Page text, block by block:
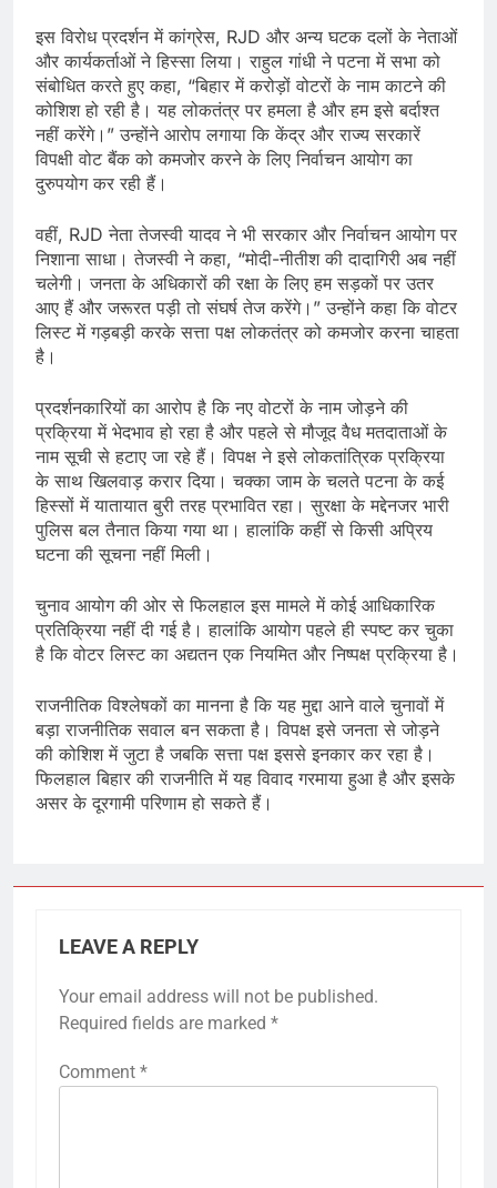
इस विरोध प्रदर्शन में कांग्रेस, RJD और अन्य घटक दलों के नेताओं
और कार्यकर्ताओं ने हिस्सा लिया। राहुल गांधी ने पटना में सभा को
संबोधित करते हुए कहा, “बिहार में करोड़ों वोटरों के नाम काटने की
कोशिश हो रही है। यह लोकतंत्र पर हमला है और हम इसे बर्दाश्त
नहीं करेंगे।” उन्होंने आरोप लगाया कि केंद्र और राज्य सरकारें
विपक्षी वोट बैंक को कमजोर करने के लिए निर्वाचन आयोग का
दुरुपयोग कर रही हैं।
वहीं, RJD नेता तेजस्वी यादव ने भी सरकार और निर्वाचन आयोग पर
निशाना साधा। तेजस्वी ने कहा, “मोदी-नीतीश की दादागिरी अब नहीं
चलेगी। जनता के अधिकारों की रक्षा के लिए हम सड़कों पर उतर
आए हैं और जरूरत पड़ी तो संघर्ष तेज करेंगे।” उन्होंने कहा कि वोटर
लिस्ट में गड़बड़ी करके सत्ता पक्ष लोकतंत्र को कमजोर करना चाहता
है।
प्रदर्शनकारियों का आरोप है कि नए वोटरों के नाम जोड़ने की
प्रक्रिया में भेदभाव हो रहा है और पहले से मौजूद वैध मतदाताओं के
नाम सूची से हटाए जा रहे हैं। विपक्ष ने इसे लोकतांत्रिक प्रक्रिया
के साथ खिलवाड़ करार दिया। चक्का जाम के चलते पटना के कई
हिस्सों में यातायात बुरी तरह प्रभावित रहा। सुरक्षा के मद्देनजर भारी
पुलिस बल तैनात किया गया था। हालांकि कहीं से किसी अप्रिय
घटना की सूचना नहीं मिली।
चुनाव आयोग की ओर से फिलहाल इस मामले में कोई आधिकारिक
प्रतिक्रिया नहीं दी गई है। हालांकि आयोग पहले ही स्पष्ट कर चुका
है कि वोटर लिस्ट का अद्यतन एक नियमित और निष्पक्ष प्रक्रिया है।
राजनीतिक विश्लेषकों का मानना है कि यह मुद्दा आने वाले चुनावों में
बड़ा राजनीतिक सवाल बन सकता है। विपक्ष इसे जनता से जोड़ने
की कोशिश में जुटा है जबकि सत्ता पक्ष इससे इनकार कर रहा है।
फिलहाल बिहार की राजनीति में यह विवाद गरमाया हुआ है और इसके
असर के दूरगामी परिणाम हो सकते हैं।
LEAVE A REPLY
Your email address will not be published.
Required fields are marked *
Comment *